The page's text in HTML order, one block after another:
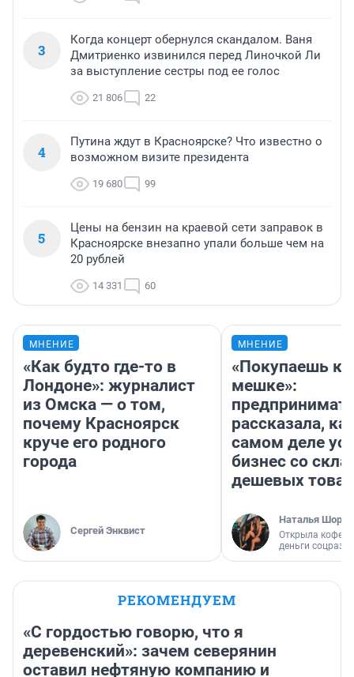
3
Когда концерт обернулся скандалом. Ваня
Дмитриенко извинился перед Линочкой Ли
за выступление сестры под ее голос
21 806 22
4
Путина ждут в Красноярске? Что известно о
возможном визите президента
19 680 99
5
Цены на бензин на краевой сети заправок в
Красноярске внезапно упали больше чем на
20 рублей
14 331 60
МНЕНИЕ
«Как будто где-то в
Лондоне»: журналист
из Омска — о том,
почему Красноярск
круче его родного
города
Сергей Энквист
МНЕНИЕ
«Покупаешь
мешке»:
рассказала,
самом деле
бизнес со
дешевых
Наталья
Открыла
деньги
РЕКОМЕНДУЕМ
«С гордостью говорю, что я
деревенский»: зачем северянин
оставил нефтяную компанию и